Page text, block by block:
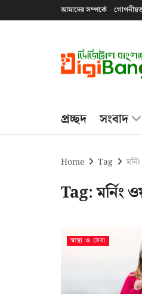
আমাদের সম্পর্কে
প্রচ্ছদ সংবাদ
Home Tag
Tag:মর্নিং
স্বাস্থ্য ও সেবা